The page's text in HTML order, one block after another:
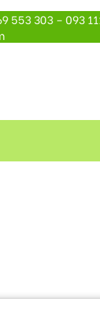
303 – 093